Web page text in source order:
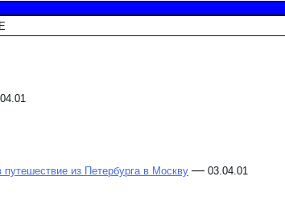
путешествие из Петербурга в Москву — 03.04.01